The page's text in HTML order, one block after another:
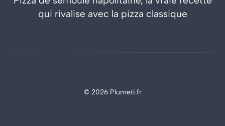
qui rivalise avec la pizza classique
© 2026 Plumeti.fr